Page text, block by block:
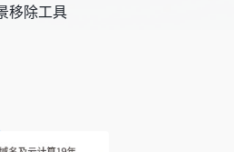
移除工具